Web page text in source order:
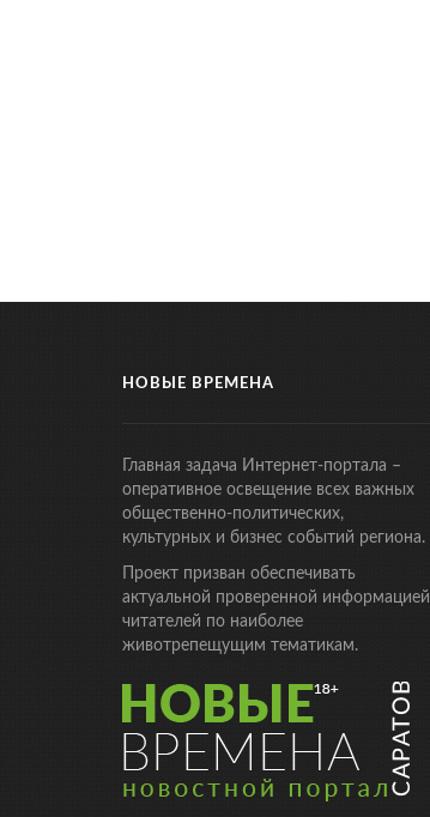
НОВЫЕ ВРЕМЕНА
Главная задача Интернет-портала –
оперативное освещение всех важных
общественно-политических,
культурных и бизнес событий региона.
Проект призван обеспечивать
актуальной проверенной информацией
читателей по наиболее
животрепещущим тематикам.